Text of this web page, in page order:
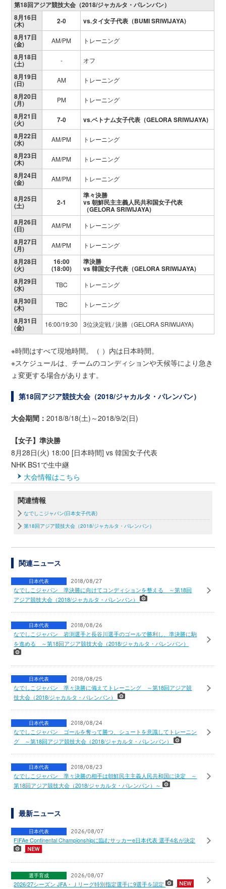
第18回アジア競技大会（2018/ジャカルタ・パレンバン）
8月16日
(木) 2-0
vs.タイ女子代表（BUMI SRIWIJAYA)
8月17日
(金) AM/PM トレーニング
8月18日
(土) - オフ
8月19日
(日) AM トレーニング
8月20日
(月) PM トレーニング
8月21日
(火) 7-0
vs.ベトナム女子代表（GELORA SRIWIJAYA)
8月22日
(水) AM/PM トレーニング
8月23日
(木) AM/PM トレーニング
8月24日
(金) AM/PM トレーニング
8月25日
(土) 2-1
準々決勝
vs 朝鮮民主主義人民共和国女子代表
（GELORA SRIWIJAYA)
8月26日
(日) AM/PM トレーニング
8月27日
(月) AM/PM トレーニング
8月28日
(火)
16:00
(18:00)
準決勝
vs 韓国女子代表（GELORA SRIWIJAYA)
8月29日
(水) TBC トレーニング
8月30日
(木) TBC トレーニング
8月31日
(金) 16:00/19:30 3位決定戦 / 決勝（GELORA SRIWIJAYA)
※時間はすべて現地時間。（ ）内は日本時間。
※スケジュールは、チームのコンディションや天候等により急き
ょ変更する場合があります。
第18回アジア競技大会（2018/ジャカルタ・パレンバン）
大会期間：2018/8/18(土)～2018/9/2(日)
【女子】準決勝
8月28日(火) 18:00 [日本時間] vs 韓国女子代表
NHK BS1で生中継
大会情報はこちら
関連情報
なでしこジャパン(日本女子代表)
第18回アジア競技大会（2018/ジャカルタ・パレンバン）
関連ニュース
日本代表 2018/08/27
なでしこジャパン 準決勝に向けてコンディションを整える ～第18回
アジア競技大会（2018/ジャカルタ・パレンバン）
日本代表 2018/08/26
なでしこジャパン 岩渕選手と長谷川選手のゴールで勝利し、準決勝に駒
を進める ～第18回アジア競技大会（2018/ジャカルタ・パレンバン）
日本代表 2018/08/25
なでしこジャパン 準々決勝に備えてトレーニング ～第18回アジア競
技大会（2018/ジャカルタ・パレンバン）
日本代表 2018/08/24
なでしこジャパン ゴールを奪って勝つ、シュートを意識してトレーニン
グ ～第18回アジア競技大会（2018/ジャカルタ・パレンバン）
日本代表 2018/08/23
なでしこジャパン 準々決勝の相手は朝鮮民主主義人民共和国に決定 ～
第18回アジア競技大会（2018/ジャカルタ・パレンバン）～
最新ニュース
日本代表 2026/08/07
FIFAe Continental Championshipに臨むサッカーe日本代表 選手4名が決定
選手育成 2026/08/07
2026/27シーズン JFA・Ｊリーグ特別指定選手に9選手を認定